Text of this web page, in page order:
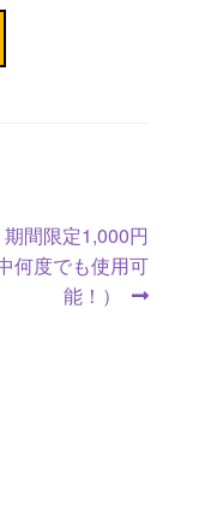
間限定1,000円
何度でも使用可
能！）